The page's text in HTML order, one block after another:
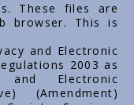
These files are
browser. This is
and Electronic
2003 as
Electronic
(Amendment)